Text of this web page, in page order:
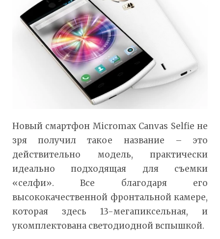
Новый смартфон Micromax Canvas Selfie не
зря получил такое название – это
действительно модель, практически
идеально подходящая для съемки
«селфи». Все благодаря его
высококачественной фронтальной камере,
которая здесь 13-мегапиксельная, и
укомплектована светодиодной вспышкой.